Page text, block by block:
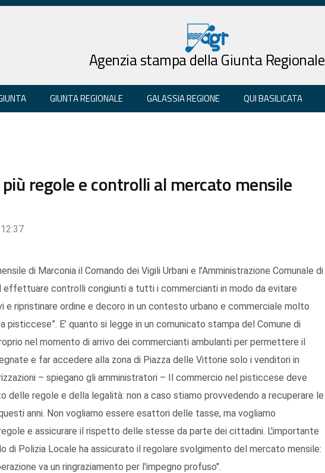
Agenzia stampa della Giunta Regionale
GIUNTA REGIONALE GALASSIA REGIONE QUI BASILICATA
regole e controlli al mercato mensile
12:37
di Marconia il Comando dei Vigili Urbani e l'Amministrazione Comunale di
effettuare controlli congiunti a tutti i commercianti in modo da evitare
e ripristinare ordine e decoro in un contesto urbano e commerciale molto
E’ quanto si legge in un comunicato stampa del Comune di
nel momento di arrivo dei commercianti ambulanti per permettere il
e far accedere alla zona di Piazza delle Vittorie solo i venditori in
– spiegano gli amministratori – Il commercio nel pisticcese deve
delle regole e della legalità: non a caso stiamo provvedendo a recuperare le
anni. Non vogliamo essere esattori delle tasse, ma vogliamo
e assicurare il rispetto delle stesse da parte dei cittadini. L'importante
di Polizia Locale ha assicurato il regolare svolgimento del mercato mensile:
va un ringraziamento per l'impegno profuso".